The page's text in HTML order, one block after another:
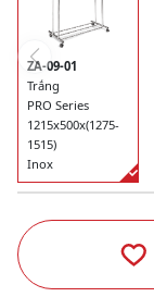
ZA-09-01
Trắng
PRO Series
1215x500x(1275-
1515)
Inox